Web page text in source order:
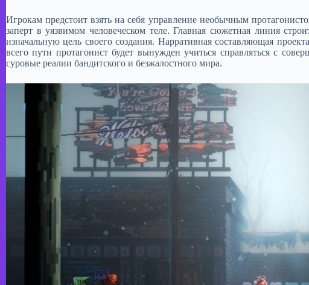
Игрокам предстоит взять на себя управление необычным
заперт в уязвимом человеческом теле. Главная сюжетная линия
изначальную цель своего создания. Нарративная составляющая
всего пути протагонист будет вынужден учиться справляться с
суровые реалии бандитского и безжалостного мира.